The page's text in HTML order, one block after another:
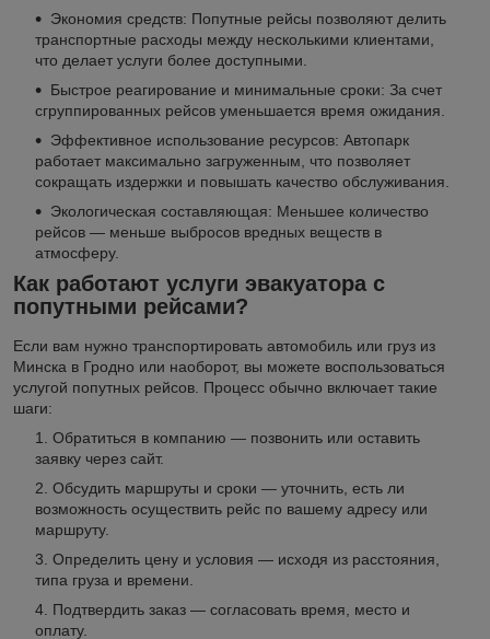
Экономия средств: Попутные рейсы позволяют делить
транспортные расходы между несколькими клиентами,
что делает услуги более доступными.
Быстрое реагирование и минимальные сроки: За счет
сгруппированных рейсов уменьшается время ожидания.
Эффективное использование ресурсов: Автопарк
работает максимально загруженным, что позволяет
сокращать издержки и повышать качество обслуживания.
Экологическая составляющая: Меньшее количество
рейсов — меньше выбросов вредных веществ в
атмосферу.
Как работают услуги эвакуатора с
попутными рейсами?
Если вам нужно транспортировать автомобиль или груз из
Минска в Гродно или наоборот, вы можете воспользоваться
услугой попутных рейсов. Процесс обычно включает такие
шаги:
Обратиться в компанию — позвонить или оставить
заявку через сайт.
Обсудить маршруты и сроки — уточнить, есть ли
возможность осуществить рейс по вашему адресу или
маршруту.
Определить цену и условия — исходя из расстояния,
типа груза и времени.
Подтвердить заказ — согласовать время, место и
оплату.